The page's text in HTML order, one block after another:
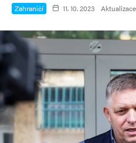
Zahraničí 11. 10. 2023